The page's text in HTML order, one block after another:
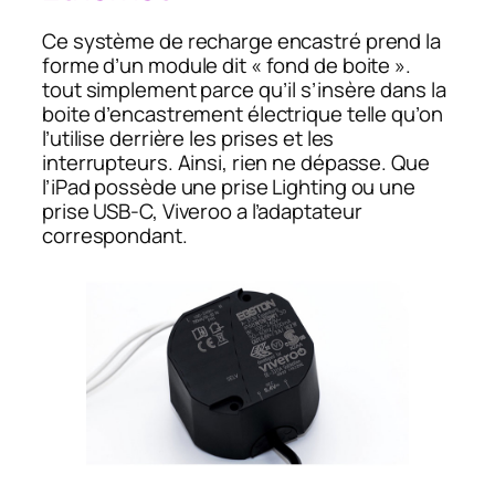
Ce système de recharge encastré prend la
forme d’un module dit « fond de boite ».
tout simplement parce qu’il s’insère dans la
boite d’encastrement électrique telle qu’on
l’utilise derrière les prises et les
interrupteurs. Ainsi, rien ne dépasse. Que
l’iPad possède une prise Lighting ou une
prise USB-C, Viveroo a l’adaptateur
correspondant.